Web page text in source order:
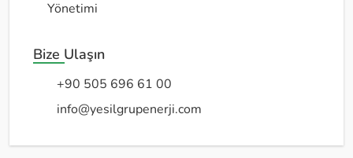
Yönetimi
Bize Ulaşın
+90 505 696 61 00
info@yesilgrupenerji.com